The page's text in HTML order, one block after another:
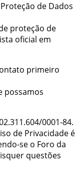
de Dados
proteção de
oficial em
primeiro
possamos
0001-84.
de Privacidade é
se o Foro da
questões